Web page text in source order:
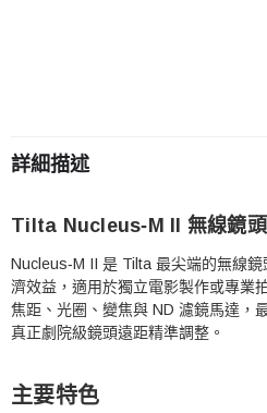
詳細描述
Tilta Nucleus‑M II 無線鏡
Nucleus‑M II 是 Tilta 最尖端的無線
濟效益，適用於獨立電影製作或專業
焦距、光圈、變焦與 ND 濾鏡馬達，
真正劇院級鏡頭遠距精準調整。
主要特色